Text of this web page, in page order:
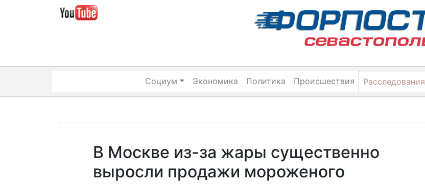
Социум Экономика Политика Происшествия Расследования
В Москве из-за жары существенно
выросли продажи мороженого